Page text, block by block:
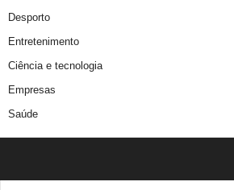
Desporto
Entretenimento
Ciência e tecnologia
Empresas
Saúde